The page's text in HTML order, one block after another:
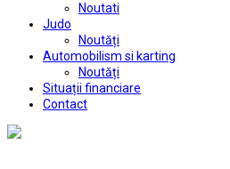
Noutati
Judo
Noutăți
Automobilism si karting
Noutăți
Situații financiare
Contact